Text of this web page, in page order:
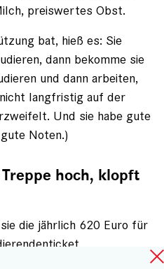
preiswertes Obst.
bat, hieß es: Sie
dann bekomme sie
und dann arbeiten,
langfristig auf der
Und sie habe gute
Noten.)
hoch, klopft
die jährlich 620 Euro für